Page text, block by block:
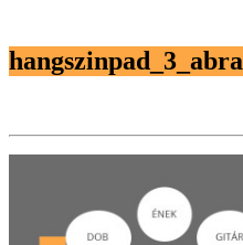
hangszinpad_3_abra